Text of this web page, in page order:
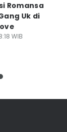
Romansa
Uk di
WIB